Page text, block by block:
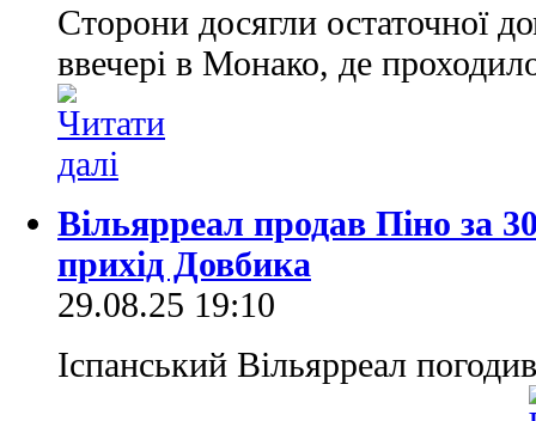
Сторони досягли остаточної
ввечері в Монако, де
Вільярреал продав Піно за
прихід Довбика
29.08.25 19:10
Іспанський Вільярреал